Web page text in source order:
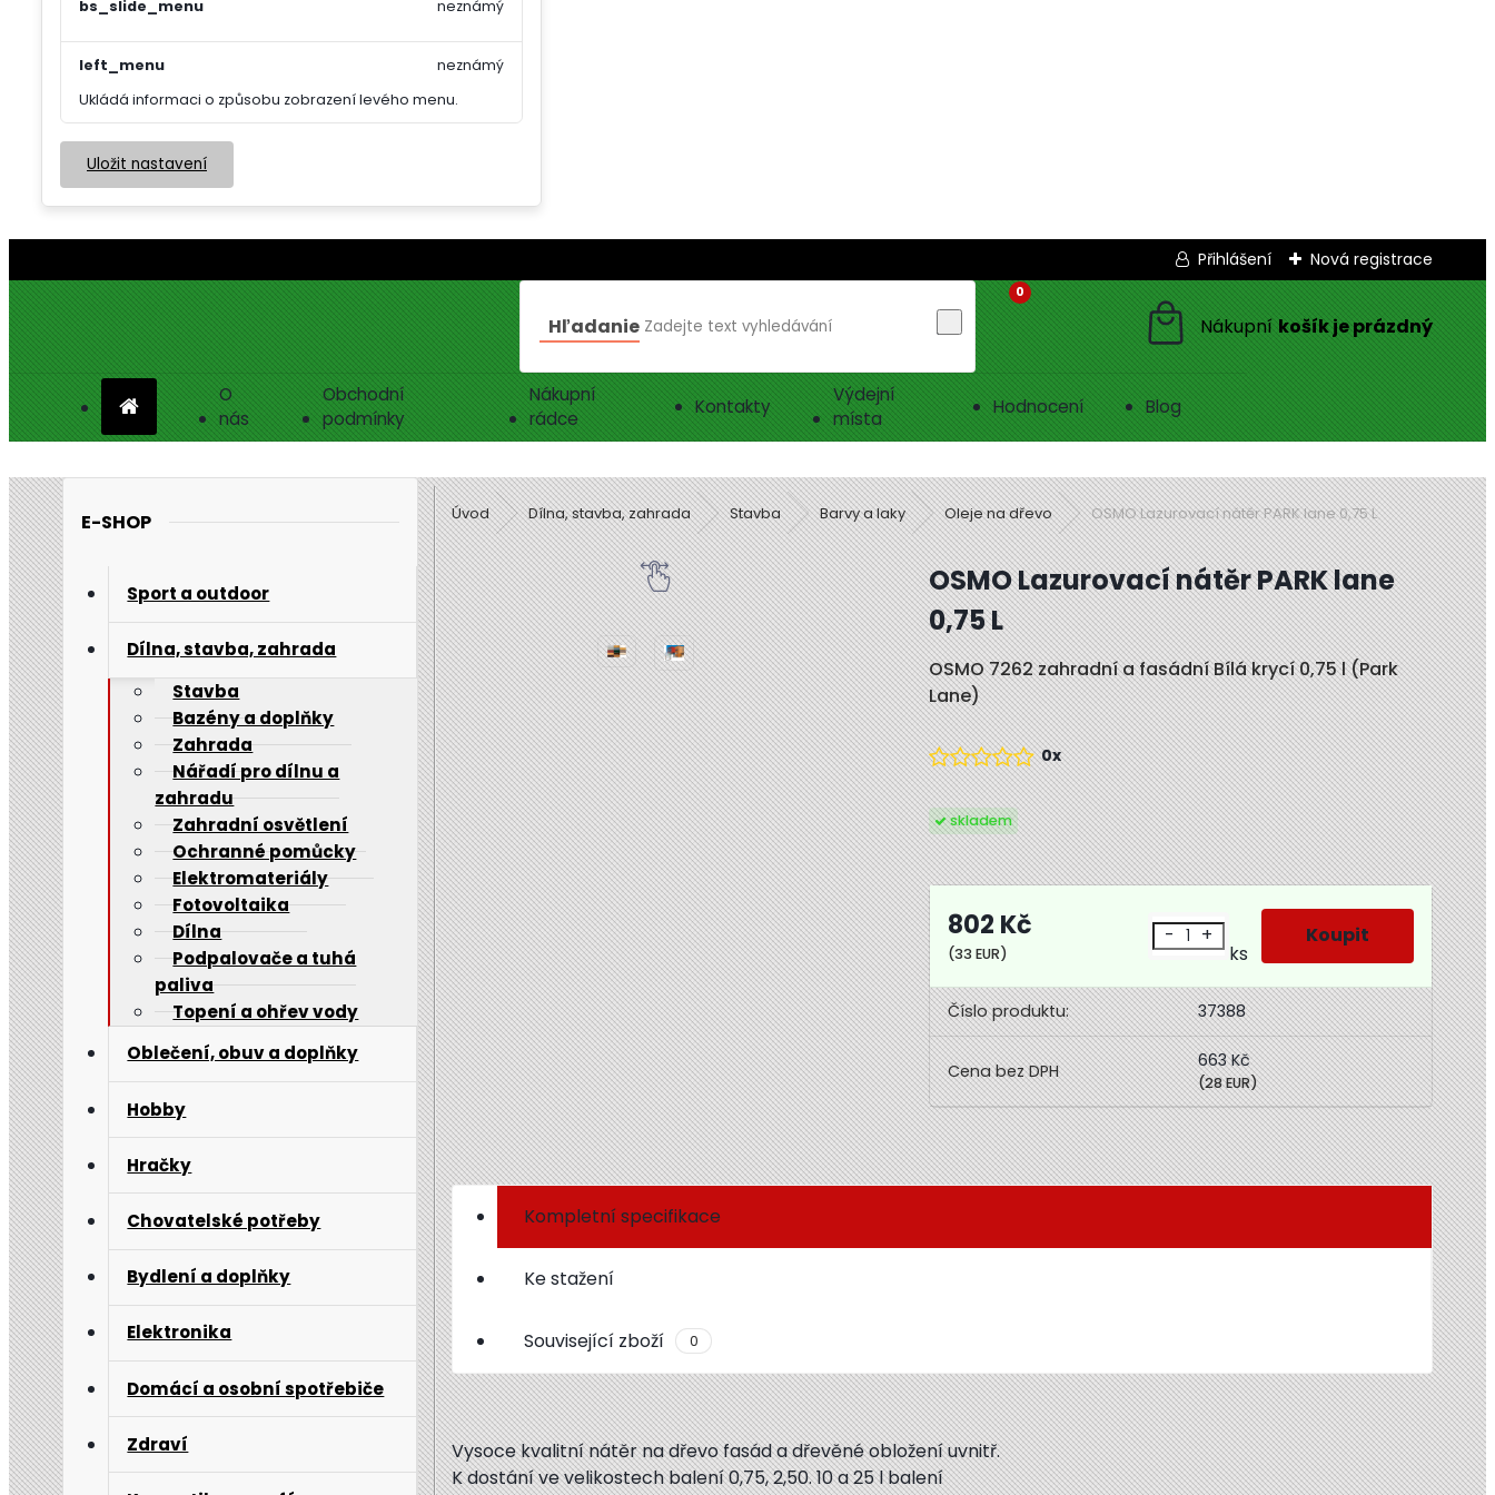
bs_slide_menu neznámý
left_menu
Ukládá informaci o způsobu zobrazení levého menu.
neznámý
Uložit nastavení
Přihlášení Nová registrace
O
nás
Obchodní
podmínky
Nákupní
rádce
Kontakty
Výdejní
místa
Hodnocení Blog
Hľadanie
0
E-SHOP
Sport a outdoor
Dílna, stavba, zahrada
Stavba
Bazény a doplňky
Zahrada
Nářadí pro dílnu a
zahradu
Zahradní osvětlení
Ochranné pomůcky
Elektromateriály
Fotovoltaika
Dílna
Podpalovače a tuhá
paliva
Topení a ohřev vody
Oblečení, obuv a doplňky
Hobby
Hračky
Chovatelské potřeby
Bydlení a doplňky
Elektronika
Domácí a osobní spotřebiče
Zdraví
Úvod Dílna, stavba, zahrada Stavba Barvy a laky Oleje na dřevo OSMO Lazurovací nátěr PARK lane 0,75 L
OSMO Lazurovací nátěr PARK lane
0,75 L
OSMO 7262 zahradní a fasádní Bílá krycí 0,75 l (Park
Lane)
skladem
0x
Číslo produktu: 37388
663 Kč
(28 EUR)
802 Kč
(33 EUR)
- +
ks
Kompletní specifikace
Ke stažení
Související zboží 0
Vysoce kvalitní nátěr na dřevo fasád a dřevěné obložení uvnitř.
K dostání ve velikostech balení 0,75, 2,50. 10 a 25 l balení